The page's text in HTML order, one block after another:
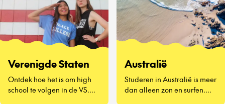
Verenigde Staten
Ontdek hoe het is om high
school te volgen in de VS.
Australië
Studeren in Australië is meer
dan alleen zon en surfen.